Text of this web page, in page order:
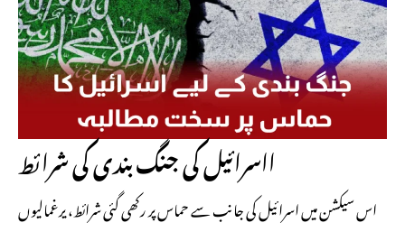
ااسرائیل کی جنگ بندی کی شرائط
اس سیکشن میں اسرائیل کی جانب سے حماس پر رکھی گئی شرائط، یرغمالیوں